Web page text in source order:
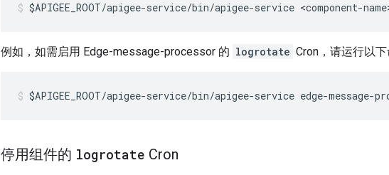
$APIGEE_ROOT/apigee-service/bin/apigee-service <component-
例如，如需启用 Edge-message-processor 的 logrotate Cron，请运行以下
$APIGEE_ROOT/apigee-service/bin/apigee-service edge-
停用组件的 logrotate Cron